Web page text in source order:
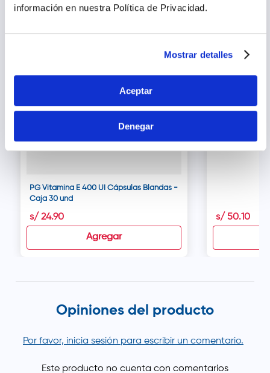
información en nuestra Política de Privacidad.
Mostrar detalles
Aceptar
Denegar
Contiene soja.
PG Vitamina E 400 UI Cápsulas Blandas -
Caja 30 und
s/ 24.90
Agregar
30 und
s/ 50.10
Opiniones del producto
Por favor, inicia sesión para escribir un comentario.